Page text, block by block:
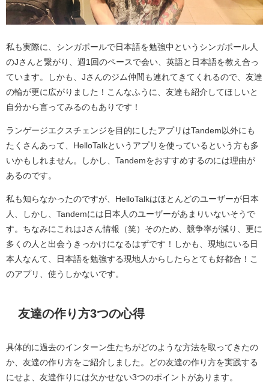
私も実際に、シンガポールで日本語を勉強中というシンガポール人
のJさんと繋がり、週1回のペースで会い、英語と日本語を教え合っ
ています。しかも、Jさんのジム仲間も連れてきてくれるので、友達
の輪が更に広がりました！こんなふうに、友達も紹介してほしいと
自分から言ってみるのもありです！
ランゲージエクスチェンジを目的にしたアプリはTandem以外にも
たくさんあって、HelloTalkというアプリを使っているという方も多
いかもしれません。しかし、Tandemをおすすめするのには理由が
あるのです。
私も知らなかったのですが、HelloTalkはほとんどのユーザーが日本
人、しかし、Tandemには日本人のユーザーがあまりいないそうで
す。ちなみにこれはJさん情報（笑）そのため、競争率が減り、更に
多くの人と出会うきっかけになるはずです！しかも、現地にいる日
本人なんて、日本語を勉強する現地人からしたらとても好都合！こ
のアプリ、使うしかないです。
友達の作り方3つの心得
具体的に過去のインターン生たちがどのような方法を取ってきたの
か、友達の作り方をご紹介しました。どの友達の作り方を実践する
にせよ、友達作りには欠かせない3つのポイントがあります。